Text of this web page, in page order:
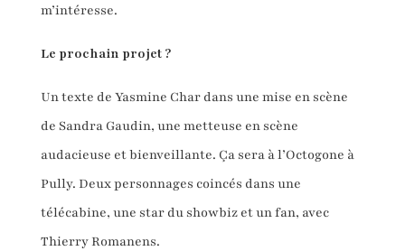
m’intéresse.
Le prochain projet ?
Un texte de Yasmine Char dans une mise en scène
de Sandra Gaudin, une metteuse en scène
audacieuse et bienveillante. Ça sera à l’Octogone à
Pully. Deux personnages coincés dans une
télécabine, une star du showbiz et un fan, avec
Thierry Romanens.